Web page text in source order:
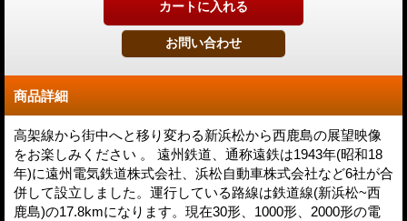
商品詳細
高架線から街中へと移り変わる新浜松から西鹿島の展望映像
をお楽しみください 。 遠州鉄道、通称遠鉄は1943年(昭和18
年)に遠州電気鉄道株式会社、浜松自動車株式会社など6社が合
併して設立しました。運行している路線は鉄道線(新浜松~西
鹿島)の17.8kmになります。現在30形、1000形、2000形の電